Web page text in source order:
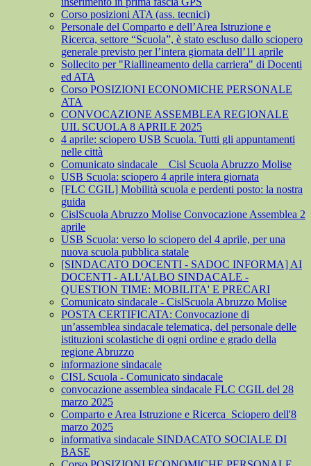
Corso posizioni ATA (ass. tecnici)
Personale del Comparto e dell’Area Istruzione e
Ricerca, settore “Scuola”, è stato escluso dallo sciopero
generale previsto per l’intera giornata dell’11 aprile
Sollecito per "Riallineamento della carriera" di Docenti
ed ATA
Corso POSIZIONI ECONOMICHE PERSONALE
ATA
CONVOCAZIONE ASSEMBLEA REGIONALE
UIL SCUOLA 8 APRILE 2025
4 aprile: sciopero USB Scuola. Tutti gli appuntamenti
nelle città
Comunicato sindacale _ Cisl Scuola Abruzzo Molise
USB Scuola: sciopero 4 aprile intera giornata
[FLC CGIL] Mobilità scuola e perdenti posto: la nostra
guida
CislScuola Abruzzo Molise Convocazione Assemblea 2
aprile
USB Scuola: verso lo sciopero del 4 aprile, per una
nuova scuola pubblica statale
[SINDACATO DOCENTI - SADOC INFORMA] AI
DOCENTI - ALL'ALBO SINDACALE -
QUESTION TIME: MOBILITA' E PRECARI
Comunicato sindacale - CislScuola Abruzzo Molise
POSTA CERTIFICATA: Convocazione di
un’assemblea sindacale telematica, del personale delle
istituzioni scolastiche di ogni ordine e grado della
regione Abruzzo
informazione sindacale
CISL Scuola - Comunicato sindacale
convocazione assemblea sindacale FLC CGIL del 28
marzo 2025
Comparto e Area Istruzione e Ricerca_Sciopero dell'8
marzo 2025
informativa sindacale SINDACATO SOCIALE DI
BASE